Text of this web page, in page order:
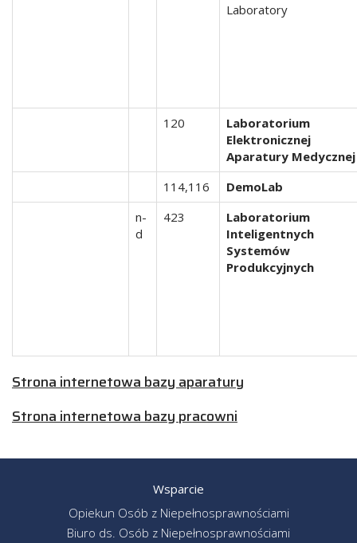
Laboratory
120
Laboratorium
Elektronicznej
Aparatury Medycznej
114,116
DemoLab
n-
d
423
Laboratorium
Inteligentnych
Systemów
Produkcyjnych
Strona internetowa bazy aparatury
Strona internetowa bazy pracowni
Wsparcie
Opiekun Osób z Niepełnosprawnościami
Biuro ds. Osób z Niepełnosprawnościami